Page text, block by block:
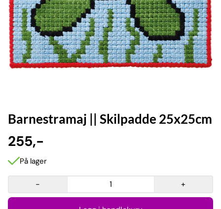
Barnestramaj || Skilpadde 25x25cm
255,-
På lager
- +